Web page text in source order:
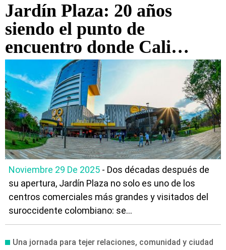
Jardín Plaza: 20 años
siendo el punto de
encuentro donde Cali
compra, disfruta y se
conecta
Noviembre 29 De 2025 - Dos décadas después de
su apertura, Jardín Plaza no solo es uno de los
centros comerciales más grandes y visitados del
suroccidente colombiano: se...
Una jornada para tejer relaciones, comunidad y ciudad